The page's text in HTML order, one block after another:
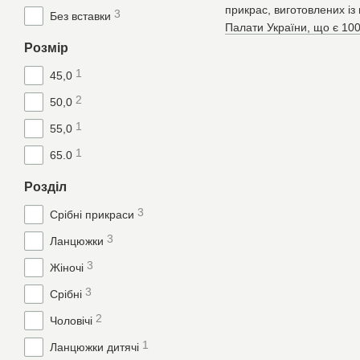
прикрас, виготовлених
Палати України, що є
Без вставки 3
Розмір
45,0 1
50,0 2
55,0 1
65.0 1
Розділ
Срібні прикраси 3
Ланцюжки 3
Жіночі 3
Срібні 3
Чоловічі 2
Ланцюжки дитячі 1